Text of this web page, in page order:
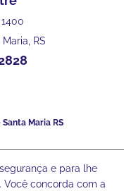
RS
Maria RS
e para lhe
Você concorda com a